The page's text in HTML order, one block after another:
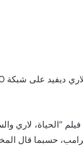
“الحياة، لاري
ترامب، حسبما قال